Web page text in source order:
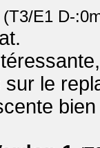
(T3/E1 D-
le